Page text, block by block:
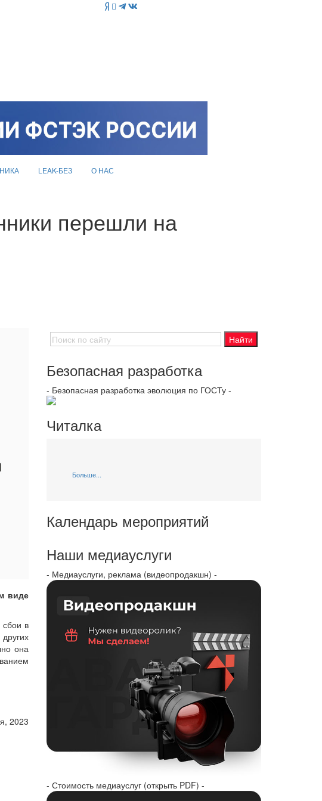
LEAK-БЕЗ О НАС
перешли на
виде
в
она
2023
Безопасная разработка
- Безопасная разработка эволюция по ГОСТу -
Читалка
Больше...
Календарь мероприятий
Наши медиауслуги
- Медиауслуги, реклама (видеопродакшн) -
- Стоимость медиауслуг (открыть PDF) -